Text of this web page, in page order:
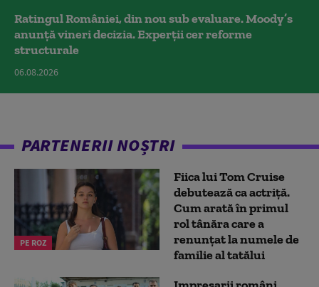
Ratingul României, din nou sub evaluare. Moody’s
anunță vineri decizia. Experții cer reforme
structurale
06.08.2026
PARTENERII NOȘTRI
PE ROZ
Fiica lui Tom Cruise
debutează ca actriță.
Cum arată în primul
rol tânăra care a
renunțat la numele de
familie al tatălui